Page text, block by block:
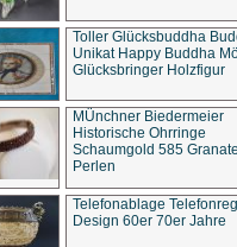
Toller Glücksbuddha
Unikat Happy Buddha
Glücksbringer Holzfigur
MÜnchner Biedermeier
Historische Ohrringe
Schaumgold 585
Perlen
Telefonablage
Design 60er 70er Jahre